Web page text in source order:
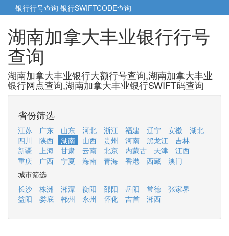
银行行号查询 银行SWIFTCODE查询
5cm小帮手5cm.cn
湖南加拿大丰业银行行号
查询
湖南加拿大丰业银行大额行号查询,湖南加拿大丰业
银行网点查询,湖南加拿大丰业银行SWIFT码查询
省份筛选
江苏 广东 山东 河北 浙江 福建 辽宁 安徽
湖北
四川
陕西 湖南 山西 贵州 河南 黑龙江
吉林
新疆
上海 甘肃 云南 北京 内蒙古 天津
江西
重庆
广西 宁夏 海南 青海 香港 西藏
澳门
城市筛选
长沙
株洲 湘潭 衡阳 邵阳 岳阳 常德
张家界
益阳
娄底 郴州 永州 怀化 吉首 湘西